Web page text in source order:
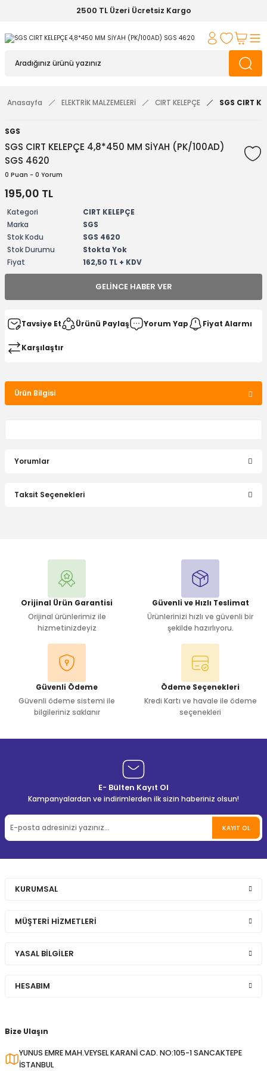
2500 TL Üzeri Ücretsiz Kargo
Anasayfa ELEKTRİK MALZEMELERİ CIRT KELEPÇE SGS CIRT
SGS
SGS CIRT KELEPÇE 4,8*450 MM SİYAH (PK/100AD)
SGS 4620
0 Puan - 0 Yorum
195,00 TL
Kategori
CIRT KELEPÇE
Marka
SGS
Stok Kodu
SGS 4620
Stok Durumu
Stokta Yok
Fiyat
162,50 TL + KDV
GELINCE HABER VER
Tavsiye Et Ürünü Paylaş Yorum Yap Fiyat Alarmı
Karşılaştır
Ürün Bilgisi
Yorumlar
Taksit Seçenekleri
Orijinal Ürün Garantisi
Orijinal ürünlerimiz ile
hizmetinizdeyiz
Güvenli ve Hızlı Teslimat
Ürünlerinizi hızlı ve güvenli bir
şekilde hazırlıyoru.
Güvenli Ödeme
Güvenli ödeme sistemi ile
bilgileriniz saklanır
Ödeme Seçenekleri
Kredi Kartı ve havale ile ödeme
seçenekleri
E- Bülten Kayıt Ol
Kampanyalardan ve indirimlerden ilk sizin haberiniz olsun!
KAYIT OL
Bize Ulaşın
YUNUS EMRE MAH.VEYSEL KARANİ CAD. NO:105-1 SANCAKTEPE
İSTANBUL
KURUMSAL
MÜŞTERİ HİZMETLERİ
YASAL BİLGİLER
HESABIM